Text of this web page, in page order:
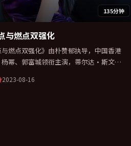
135分钟
与燃点双强化
燃点双强化》由朴赞郁执导，中国香港
杨幂、郭富城领衔主演，蒂尔达·斯文
战争」类型为骨架，在叙事、表演与视
2023-08-16